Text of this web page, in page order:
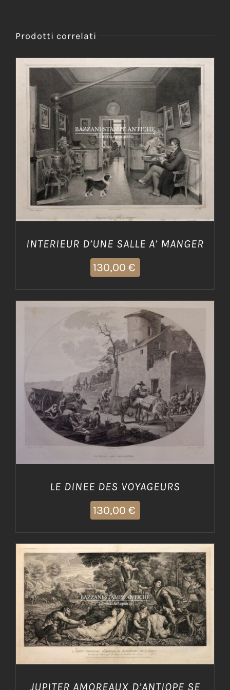
Prodotti correlati
AGGIUNGI AL CARRELLO / DETTAGLI
INTERIEUR D’UNE SALLE A’ MANGER
130,00 €
AGGIUNGI AL CARRELLO / DETTAGLI
LE DINEE DES VOYAGEURS
130,00 €
AGGIUNGI AL CARRELLO / DETTAGLI
JUPITER AMOREAUX D’ANTIOPE SE